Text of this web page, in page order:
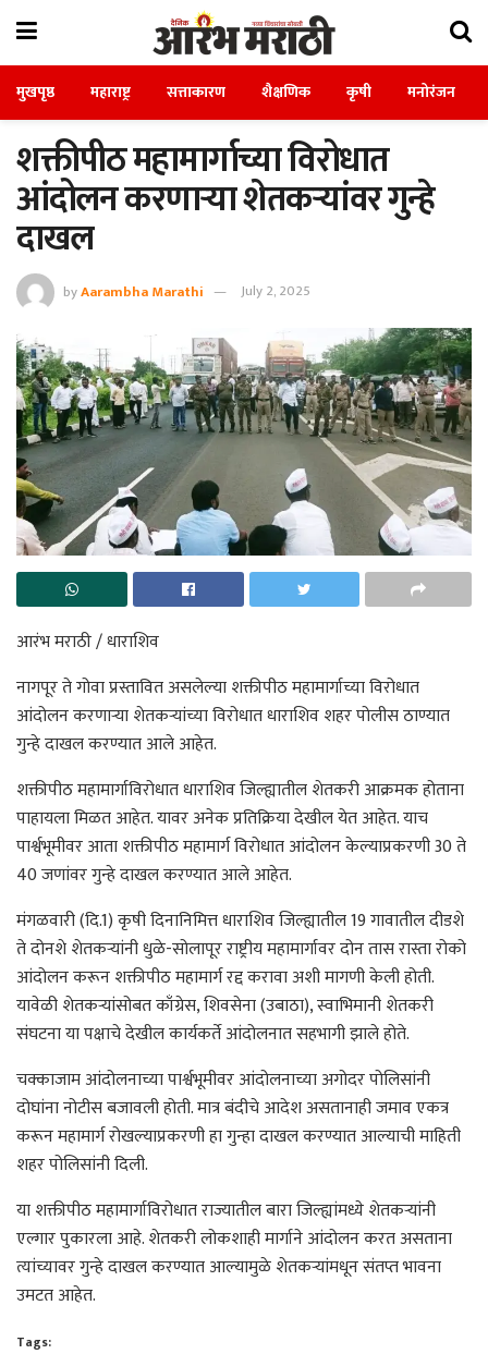
मुखपृष्ठ महाराष्ट्र सत्ताकारण शैक्षणिक कृषी मनोरंजन
शक्तीपीठ महामार्गाच्या विरोधात
आंदोलन करणाऱ्या शेतकऱ्यांवर गुन्हे
दाखल
byAarambha Marathi July 2, 2025
आरंभ मराठी / धाराशिव
नागपूर ते गोवा प्रस्तावित असलेल्या शक्तीपीठ महामार्गाच्या विरोधात
आंदोलन करणाऱ्या शेतकऱ्यांच्या विरोधात धाराशिव शहर पोलीस ठाण्यात
गुन्हे दाखल करण्यात आले आहेत.
शक्तीपीठ महामार्गाविरोधात धाराशिव जिल्ह्यातील शेतकरी आक्रमक होताना
पाहायला मिळत आहेत. यावर अनेक प्रतिक्रिया देखील येत आहेत. याच
पार्श्वभूमीवर आता शक्तीपीठ महामार्ग विरोधात आंदोलन केल्याप्रकरणी 30 ते
40 जणांवर गुन्हे दाखल करण्यात आले आहेत.
मंगळवारी (दि.1) कृषी दिनानिमित्त धाराशिव जिल्ह्यातील 19 गावातील दीडशे
ते दोनशे शेतकऱ्यांनी धुळे-सोलापूर राष्ट्रीय महामार्गावर दोन तास रास्ता रोको
आंदोलन करून शक्तीपीठ महामार्ग रद्द करावा अशी मागणी केली होती.
यावेळी शेतकऱ्यांसोबत काँग्रेस, शिवसेना (उबाठा), स्वाभिमानी शेतकरी
संघटना या पक्षाचे देखील कार्यकर्ते आंदोलनात सहभागी झाले होते.
चक्काजाम आंदोलनाच्या पार्श्वभूमीवर आंदोलनाच्या अगोदर पोलिसांनी
दोघांना नोटीस बजावली होती. मात्र बंदीचे आदेश असतानाही जमाव एकत्र
करून महामार्ग रोखल्याप्रकरणी हा गुन्हा दाखल करण्यात आल्याची माहिती
शहर पोलिसांनी दिली.
या शक्तीपीठ महामार्गाविरोधात राज्यातील बारा जिल्ह्यांमध्ये शेतकऱ्यांनी
एल्गार पुकारला आहे. शेतकरी लोकशाही मार्गाने आंदोलन करत असताना
त्यांच्यावर गुन्हे दाखल करण्यात आल्यामुळे शेतकऱ्यांमधून संतप्त भावना
उमटत आहेत.
Tags: